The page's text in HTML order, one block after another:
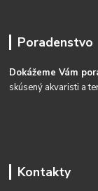
Poradenstvo
Dokážeme Vám
skúsený akvaristi a
Kontakty